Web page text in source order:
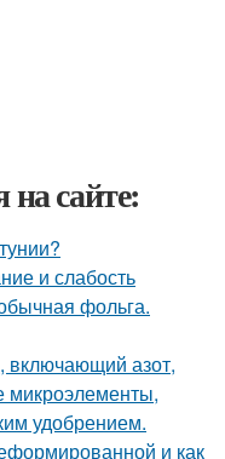
сайте:
и слабость
фольга.
включающий азот,
микроэлементы,
удобрением.
и как